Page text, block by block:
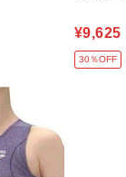
¥9,625
30％OFF